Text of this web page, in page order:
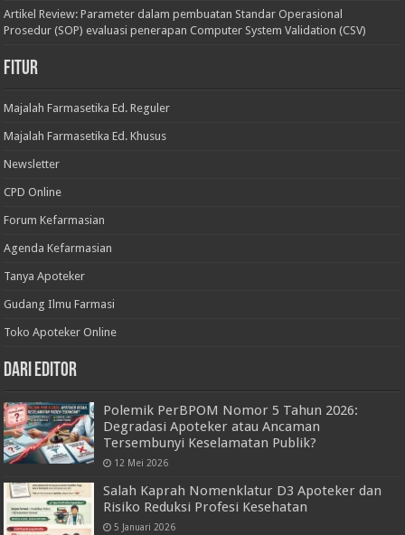
Artikel Review: Parameter dalam pembuatan Standar Operasional
Prosedur (SOP) evaluasi penerapan Computer System Validation (CSV)
Fitur
Majalah Farmasetika Ed. Reguler
Majalah Farmasetika Ed. Khusus
Newsletter
CPD Online
Forum Kefarmasian
Agenda Kefarmasian
Tanya Apoteker
Gudang Ilmu Farmasi
Toko Apoteker Online
Dari Editor
Polemik PerBPOM Nomor 5 Tahun 2026:
Degradasi Apoteker atau Ancaman
Tersembunyi Keselamatan Publik?
12 Mei 2026
Salah Kaprah Nomenklatur D3 Apoteker dan
Risiko Reduksi Profesi Kesehatan
5 Januari 2026